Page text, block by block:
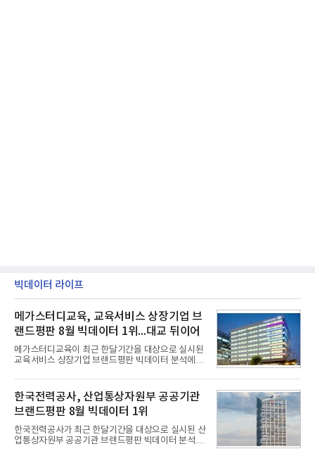
빅데이터 라이프
메가스터디교육, 교육서비스 상장기업 브
랜드평판 8월 빅데이터 1위...대교 뒤이어
메가스터디교육이 최근 한달기간을 대상으로 실시된
교육서비스 상장기업 브랜드평판 빅데이터 분석에서
일 한국기업평판연구소(소장 구창환)는 국내 교육서
비스 상장기업 브랜드를 대상으로 지난 7월 7일부터
8월 7일까지 수집된 소비자 빅데이터 10,074,233건
을 분석한 결과, 메가스터디교육이 브랜드평판지수
1,710,926을 기록하며 8월 1위에 올랐다고 밝혔다.
분석에 활용된 빅데이터는 지난 7월(9,491,206건) 대
비 6.14% 증가한 수치로, 교육서비스 상장기업 브랜
한국전력공사, 산업통상자원부 공공기관
브랜드평판 8월 빅데이터 1위
한국전력공사가 최근 한달기간을 대상으로 실시된 산
업통상자원부 공공기관 브랜드평판 빅데이터 분석에